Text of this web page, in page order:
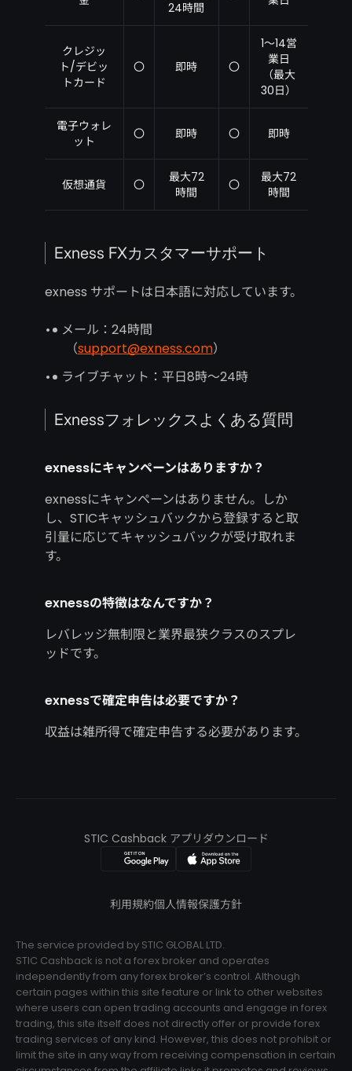
24時間
クレジッ
ト/デビッ
トカード
〇 即時 〇
1～14営
業日
（最大
30日）
電子ウォレ
ット
〇 即時 〇 即時
仮想通貨 〇
最大72
時間
〇
最大72
時間
Exness FXカスタマーサポート
exness サポートは日本語に対応しています。
メール：24時間
（support@exness.com）
ライブチャット：平日8時～24時
Exnessフォレックスよくある質問
exnessにキャンペーンはありますか？
exnessにキャンペーンはありません。しか
し、STICキャッシュバックから登録すると取
引量に応じてキャッシュバックが受け取れま
す。
exnessの特徴はなんですか？
レバレッジ無制限と業界最狭クラスのスプレ
ッドです。
exnessで確定申告は必要ですか？
収益は雑所得で確定申告する必要があります。
利用規約個人情報保護方針
STIC Cashback アプリダウンロード
The service provided by STIC GLOBAL LTD.
STIC Cashback is not a forex broker and operates
independently from any forex broker’s control. Although
certain pages within this site feature or link to other websites
where users can open trading accounts and engage in forex
trading, this site itself does not directly offer or provide forex
trading services of any kind. However, this does not prohibit or
limit the site in any way from receiving compensation in certain